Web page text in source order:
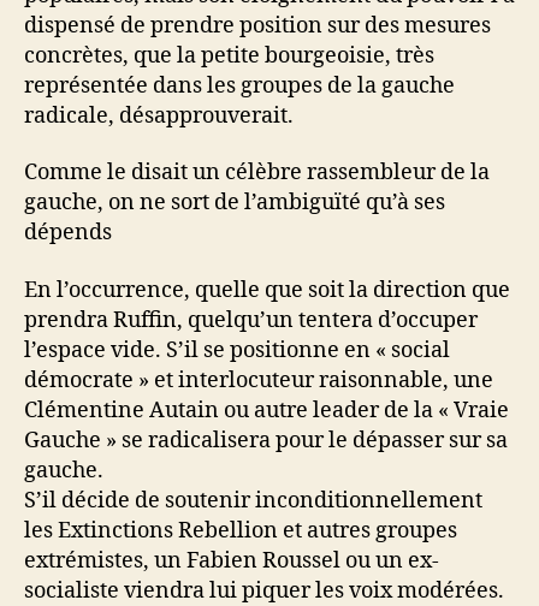
dispensé de prendre position sur des mesures
concrètes, que la petite bourgeoisie, très
représentée dans les groupes de la gauche
radicale, désapprouverait.
Comme le disait un célèbre rassembleur de la
gauche, on ne sort de l’ambiguïté qu’à ses
dépends
En l’occurrence, quelle que soit la direction que
prendra Ruffin, quelqu’un tentera d’occuper
l’espace vide. S’il se positionne en « social
démocrate » et interlocuteur raisonnable, une
Clémentine Autain ou autre leader de la « Vraie
Gauche » se radicalisera pour le dépasser sur sa
gauche.
S’il décide de soutenir inconditionnellement
les Extinctions Rebellion et autres groupes
extrémistes, un Fabien Roussel ou un ex-
socialiste viendra lui piquer les voix modérées.